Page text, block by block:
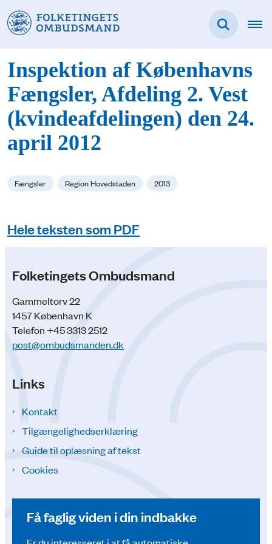
Inspektion af Københavns
Fængsler, Afdeling 2. Vest
(kvindeafdelingen) den 24.
april 2012
Fængsler Region Hovedstaden 2013
Hele teksten som PDF
Folketingets Ombudsmand
Gammeltorv 22
1457 København K
Telefon +45 3313 2512
post@ombudsmanden.dk
Links
Kontakt
Tilgængelighedserklæring
Guide til oplæsning af tekst
Cookies
Få faglig viden i din indbakke